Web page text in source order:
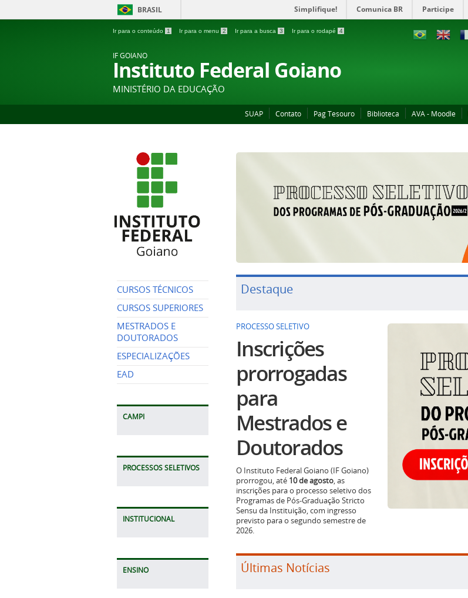
BRASIL Simplifique! Comunica BR Participe
Ir para o conteúdo 1 Ir para o menu 2 Ir para a busca 3 Ir para o rodapé 4
IF GOIANO
Instituto Federal Goiano
MINISTÉRIO DA EDUCAÇÃO
SUAP Contato Pag Tesouro Biblioteca AVA - Moodle
CURSOS TÉCNICOS
CURSOS SUPERIORES
MESTRADOS E
DOUTORADOS
ESPECIALIZAÇÕES
EAD
CAMPI
PROCESSOS SELETIVOS
INSTITUCIONAL
ENSINO
Destaque
Inscrições
prorrogadas
para
Mestrados e
Doutorados
O Instituto Federal Goiano (IF Goiano)
inscrições para o processo seletivo dos
Programas de Pós-Graduação Stricto
Sensu da Instituição, com ingresso
previsto para o segundo semestre de
2026.